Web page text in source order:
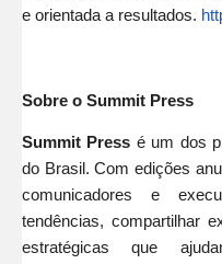
e orientada a resultados.
Sobre o Summit Press
Summit Press é um dos
do Brasil. Com edições
comunicadores e
tendências, compartilhar
estratégicas que